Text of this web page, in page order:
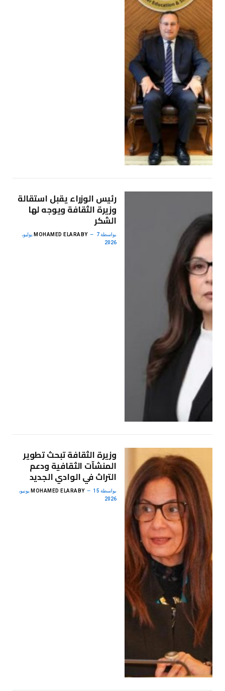
رئيس الوزراء يقبل استقالة
وزيرة الثقافة ويوجه لها
الشكر
بواسطة MOHAMED ELARABY 7 يوليو،
2026
وزيرة الثقافة تبحث تطوير
المنشآت الثقافية ودعم
التراث في الوادي الجديد
بواسطة MOHAMED ELARABY 15 يونيو،
2026